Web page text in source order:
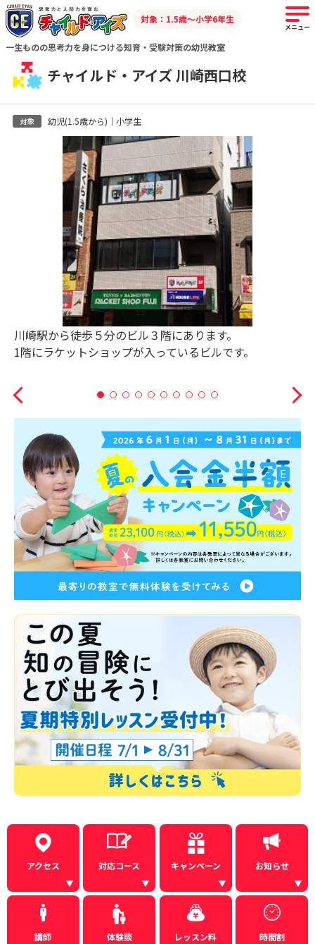
一生ものの思考力を身につける知育・受験対策の幼児教室
対象：1.5歳～小学6年生
メニュー
チャイルド・アイズ 川崎西口校
幼児(1.5歳から)｜小学生
川崎駅から徒歩５分のビル３階にあります。
1階にラケットショップが入っているビルです。
アクセス 対応コース キャンペーン お知らせ
講師 体験談 レッスン料 時間割